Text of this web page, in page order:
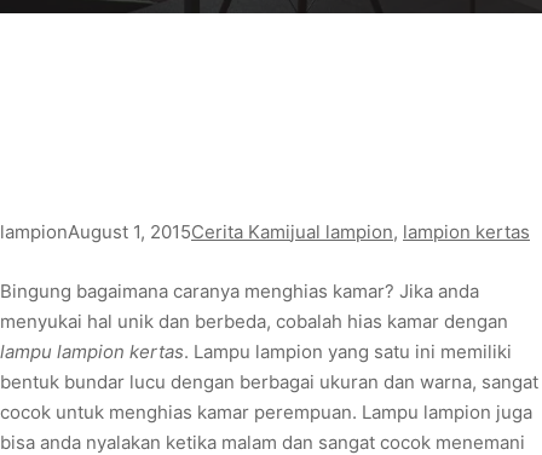
lampionAugust 1, 2015Cerita Kamijual lampion, lampion kertas
Bingung bagaimana caranya menghias kamar? Jika anda
menyukai hal unik dan berbeda, cobalah hias kamar dengan
lampu lampion kertas. Lampu lampion yang satu ini memiliki
bentuk bundar lucu dengan berbagai ukuran dan warna, sangat
cocok untuk menghias kamar perempuan. Lampu lampion juga
bisa anda nyalakan ketika malam dan sangat cocok menemani